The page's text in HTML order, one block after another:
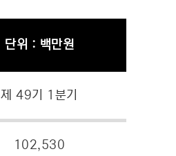
단위 : 백만원
제 49기 1분기
102,530